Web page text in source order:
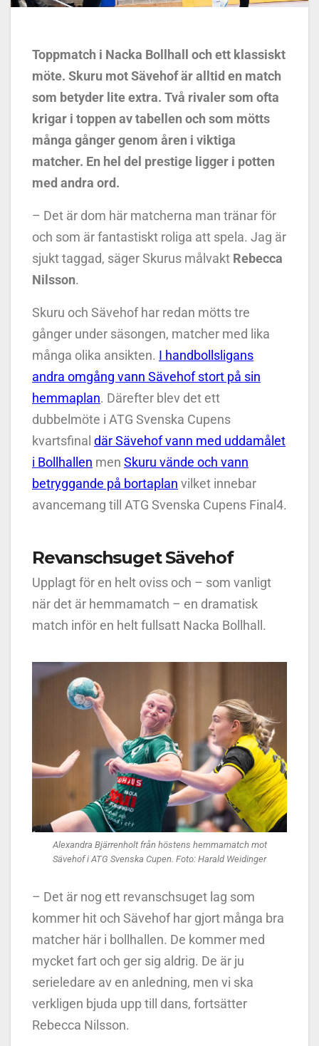
Toppmatch i Nacka Bollhall och ett klassiskt
möte. Skuru mot Sävehof är alltid en match
som betyder lite extra. Två rivaler som ofta
krigar i toppen av tabellen och som mötts
många gånger genom åren i viktiga
matcher. En hel del prestige ligger i potten
med andra ord.
– Det är dom här matcherna man tränar för
och som är fantastiskt roliga att spela. Jag är
sjukt taggad, säger Skurus målvakt Rebecca
Nilsson.
Skuru och Sävehof har redan mötts tre
gånger under säsongen, matcher med lika
många olika ansikten. I handbollsligans
andra omgång vann Sävehof stort på sin
hemmaplan. Därefter blev det ett
dubbelmöte i ATG Svenska Cupens
kvartsfinal där Sävehof vann med uddamålet
i Bollhallen men Skuru vände och vann
betryggande på bortaplan vilket innebar
avancemang till ATG Svenska Cupens Final4.
Revanschsuget Sävehof
Upplagt för en helt oviss och – som vanligt
när det är hemmamatch – en dramatisk
match inför en helt fullsatt Nacka Bollhall.
Alexandra Bjärrenholt från höstens hemmamatch mot
Sävehof i ATG Svenska Cupen. Foto: Harald Weidinger
– Det är nog ett revanschsuget lag som
kommer hit och Sävehof har gjort många bra
matcher här i bollhallen. De kommer med
mycket fart och ger sig aldrig. De är ju
serieledare av en anledning, men vi ska
verkligen bjuda upp till dans, fortsätter
Rebecca Nilsson.